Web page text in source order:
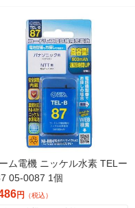
ム電機 ニッケル水素 TELー
05-0087 1個
円 （税込）